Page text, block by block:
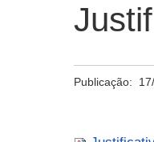
Publicação: